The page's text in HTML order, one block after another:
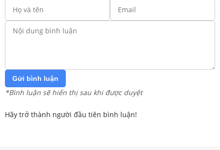
Gửi bình luận
*Bình luận sẽ hiển thị sau khi được duyệt
Hãy trở thành người đầu tiên bình luận!